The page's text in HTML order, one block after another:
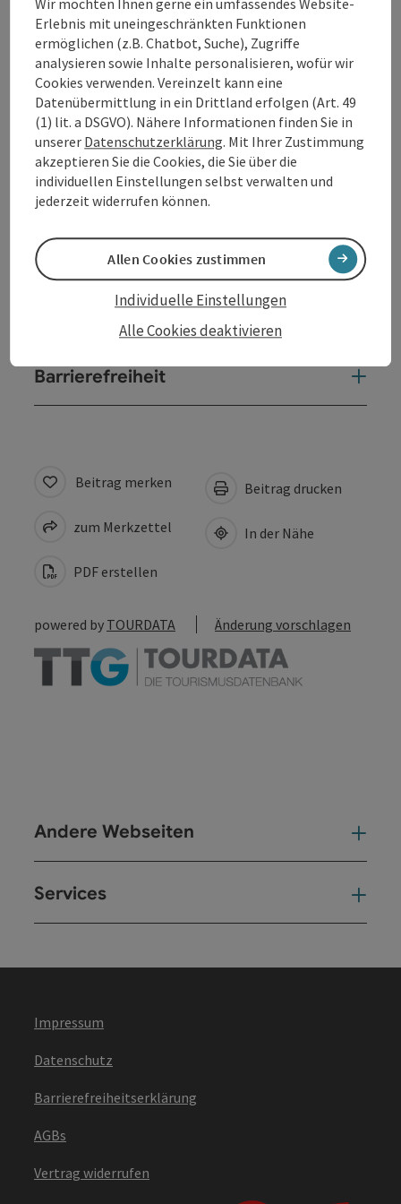
Kontakt
Öffnungszeiten
Anreise/Lage
Preise
Barrierefreiheit
Beitrag merken
zum Merkzettel
PDF erstellen
Beitrag drucken
In der Nähe
powered by TOURDATA Änderung vorschlagen
Andere Webseiten
Services
Impressum
Datenschutz
Barrierefreiheitserklärung
AGBs
Vertrag widerrufen
Wir möchten Ihnen gerne ein umfassendes Website-
Erlebnis mit uneingeschränkten Funktionen
ermöglichen (z.B. Chatbot, Suche), Zugriffe
analysieren sowie Inhalte personalisieren, wofür wir
Cookies verwenden. Vereinzelt kann eine
Datenübermittlung in ein Drittland erfolgen (Art. 49
(1) lit. a DSGVO). Nähere Informationen finden Sie in
unserer Datenschutzerklärung. Mit Ihrer Zustimmung
akzeptieren Sie die Cookies, die Sie über die
individuellen Einstellungen selbst verwalten und
jederzeit widerrufen können.
Alle Cookies deaktivieren
Individuelle Einstellungen
Allen Cookies zustimmen